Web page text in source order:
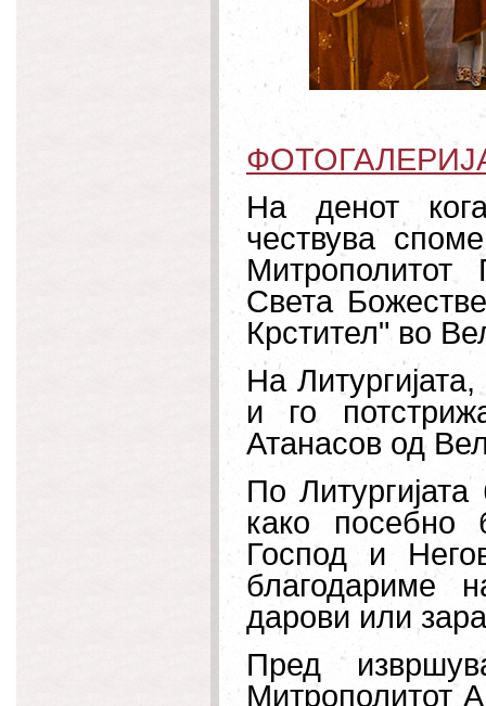
На денот
чествува
Митрополитот
Света
Крстител" во
На
и го
Атанасов од
По
како посебно
Господ и
благодариме
дарови или
Пред
Митрополитот